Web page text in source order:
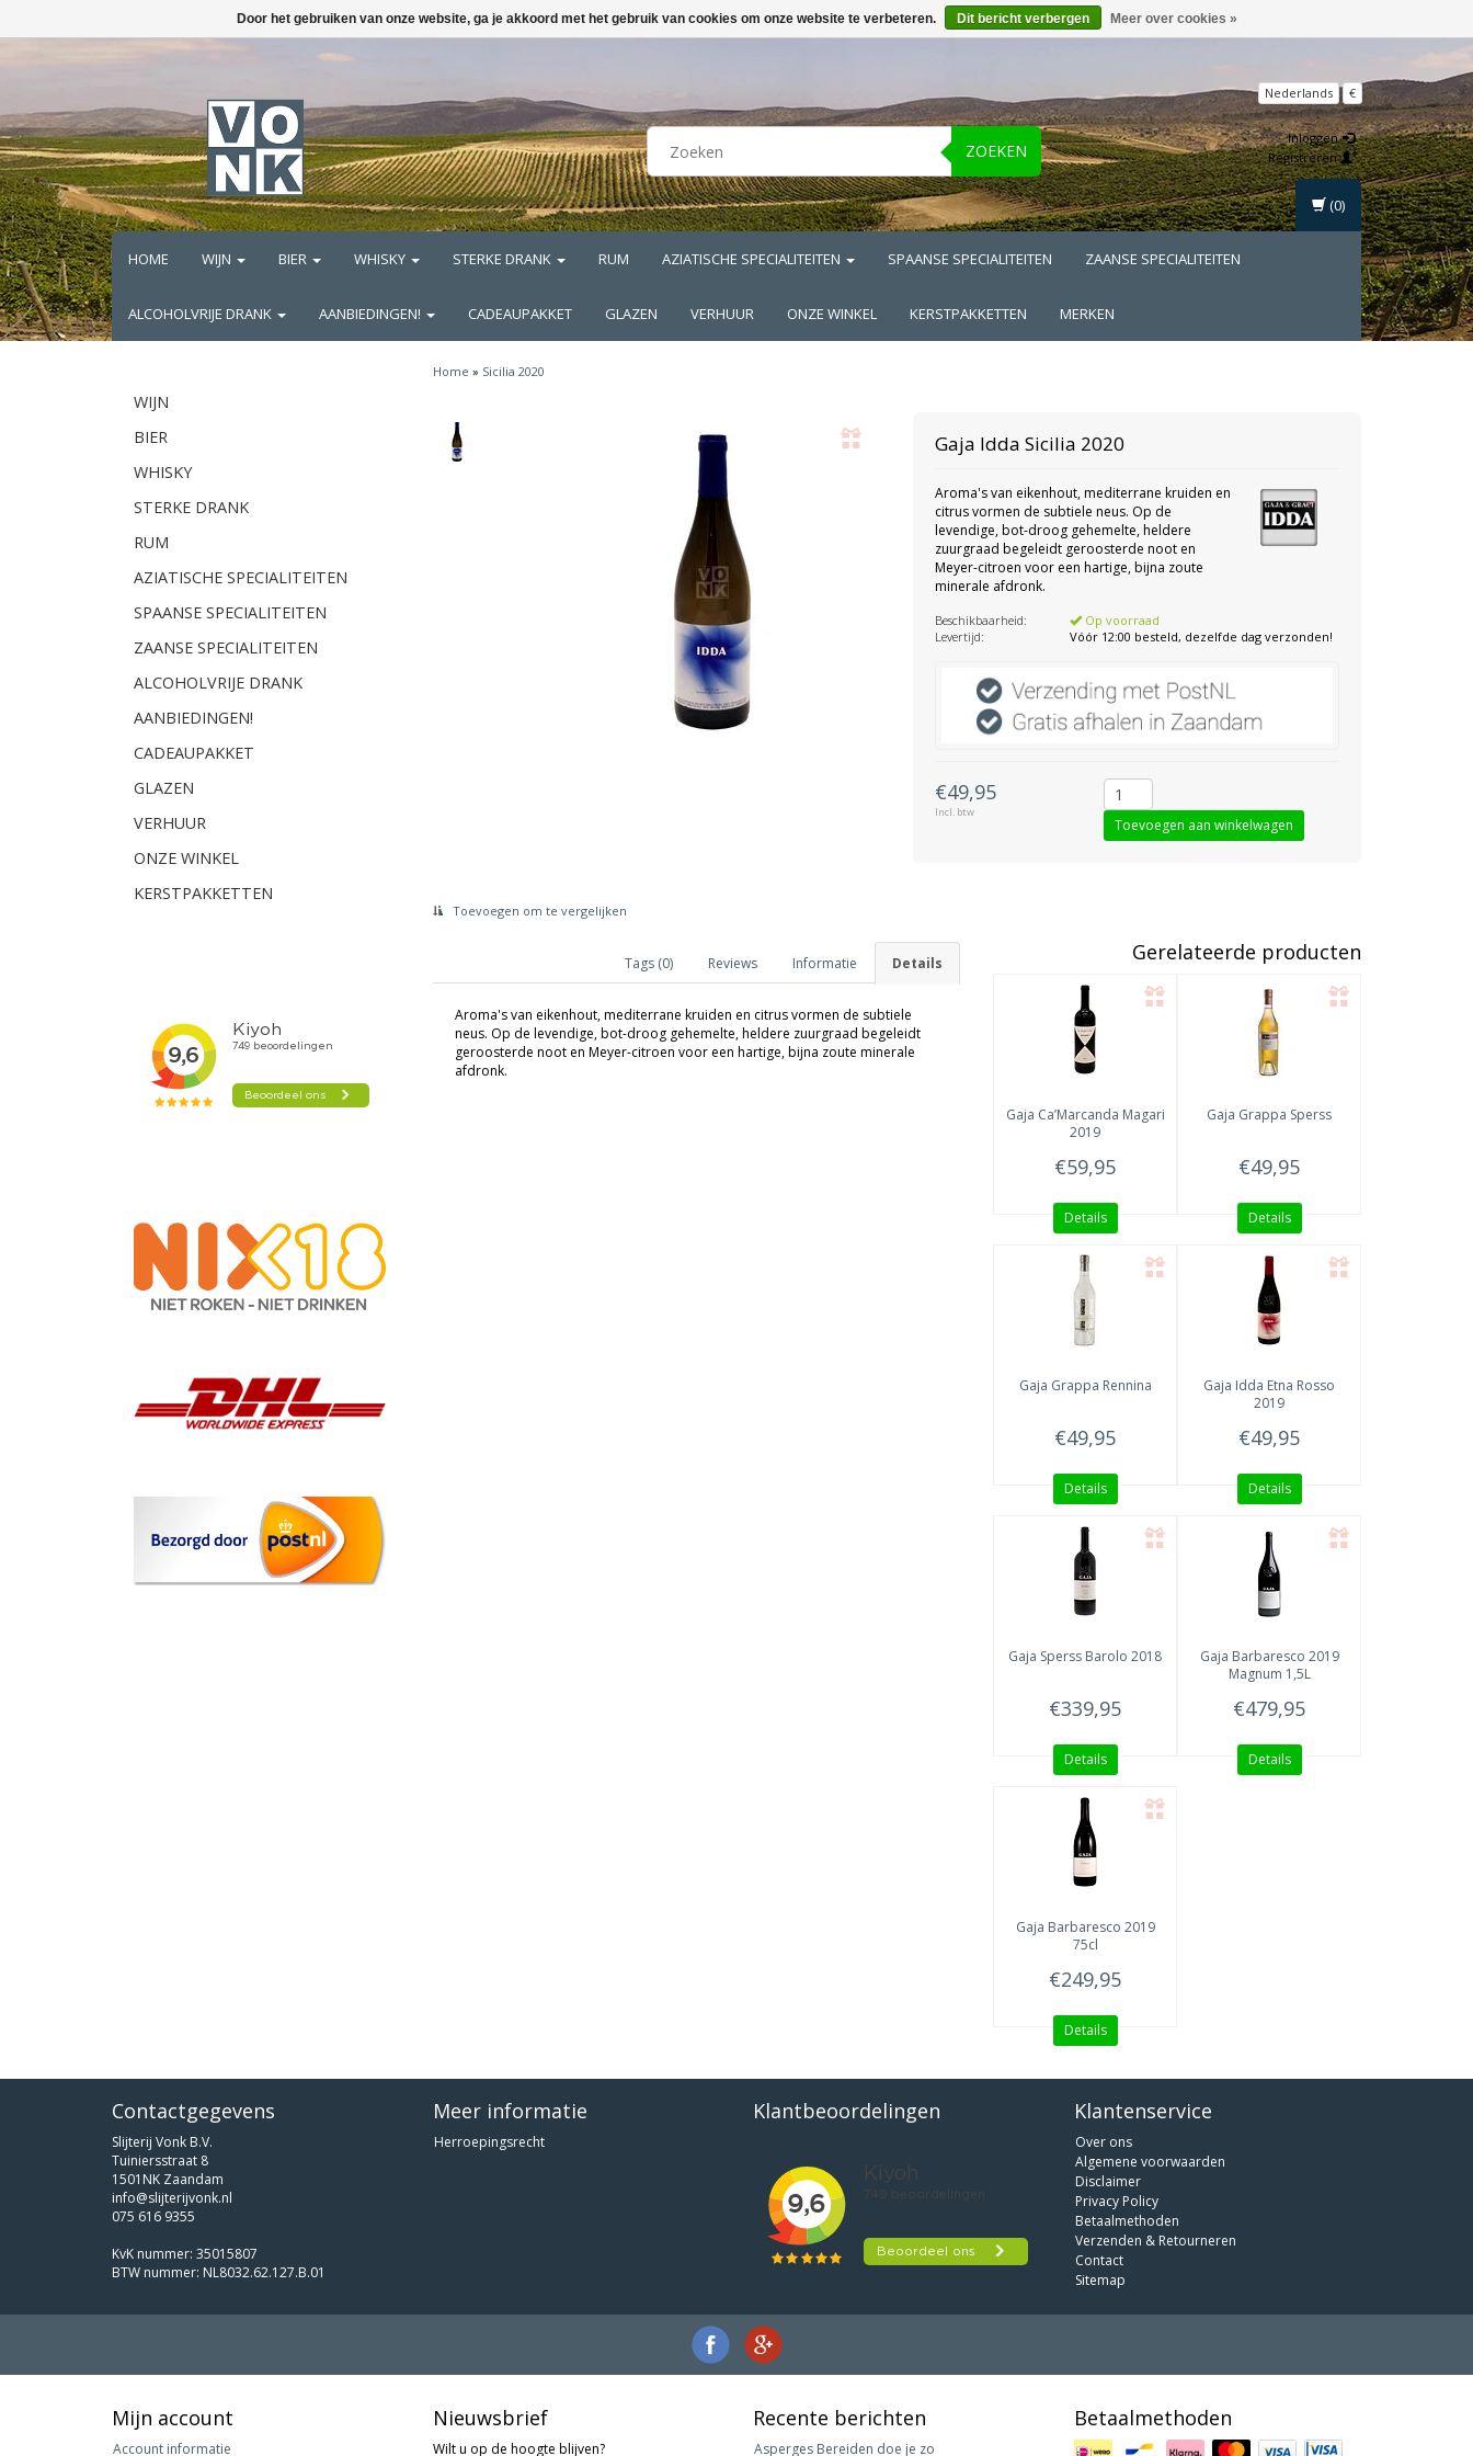
ZOEKEN
Nederlands €
Inloggen
Registreren
HOME WIJN BIER WHISKY STERKE DRANK RUM AZIATISCHE SPECIALITEITEN SPAANSE SPECIALITEITEN ZAANSE SPECIALITEITEN
ALCOHOLVRIJE DRANK AANBIEDINGEN! CADEAUPAKKET GLAZEN VERHUUR ONZE WINKEL KERSTPAKKETTEN MERKEN
(0)
WIJN
BIER
WHISKY
STERKE DRANK
RUM
AZIATISCHE SPECIALITEITEN
SPAANSE SPECIALITEITEN
ZAANSE SPECIALITEITEN
ALCOHOLVRIJE DRANK
AANBIEDINGEN!
CADEAUPAKKET
GLAZEN
VERHUUR
ONZE WINKEL
KERSTPAKKETTEN
Home » Sicilia 2020
Gaja Idda Sicilia 2020
Aroma's van eikenhout, mediterrane kruiden en
citrus vormen de subtiele neus. Op de
levendige, bot-droog gehemelte, heldere
zuurgraad begeleidt geroosterde noot en
Meyer-citroen voor een hartige, bijna zoute
minerale afdronk.
Beschikbaarheid:
Op voorraad
Levertijd:
Vóór 12:00 besteld, dezelfde dag verzonden!
€49,95
Incl. btw
Toevoegen om te vergelijken
Details
Informatie
Reviews
Tags (0)
Aroma's van eikenhout, mediterrane kruiden en citrus vormen de subtiele
neus. Op de levendige, bot-droog gehemelte, heldere zuurgraad begeleidt
geroosterde noot en Meyer-citroen voor een hartige, bijna zoute minerale
afdronk.
Gerelateerde producten
Gaja Ca’Marcanda Magari
2019
€59,95
Details
Gaja Grappa Sperss
€49,95
Details
Gaja Grappa Rennina
€49,95
Details
Gaja Idda Etna Rosso
2019
€49,95
Details
Gaja Sperss Barolo 2018
€339,95
Details
Gaja Barbaresco 2019
Magnum 1,5L
€479,95
Details
Gaja Barbaresco 2019
75cl
€249,95
Details
Contactgegevens
Slijterij Vonk B.V.
Tuiniersstraat 8
1501NK Zaandam
info@slijterijvonk.nl
075 616 9355
KvK nummer: 35015807
BTW nummer: NL8032.62.127.B.01
Meer informatie
Herroepingsrecht
Klantbeoordelingen Klantenservice
Over ons
Algemene voorwaarden
Disclaimer
Privacy Policy
Betaalmethoden
Verzenden & Retourneren
Contact
Sitemap
Mijn account
Account informatie
Nieuwsbrief
Wilt u op de hoogte blijven?
Recente berichten
Asperges Bereiden doe je zo
Betaalmethoden
Door het gebruiken van onze website, ga je akkoord met het gebruik van cookies om onze website te verbeteren. Dit bericht verbergen Meer over cookies »